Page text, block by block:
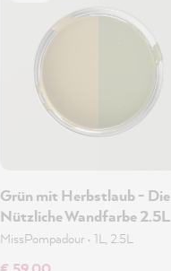
Grün mit Herbstlaub - Die
Nützliche Wandfarbe 2.5L
MissPompadour • 1L, 2.5L